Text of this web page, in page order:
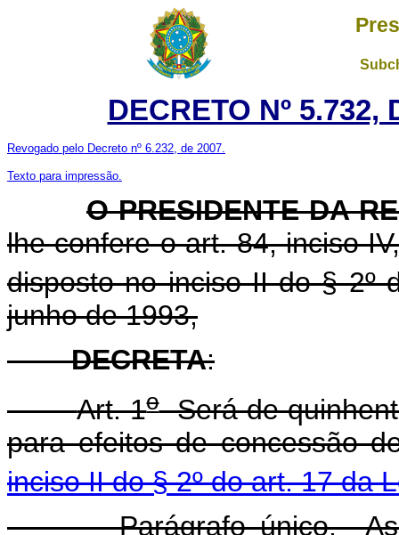
DECRETO Nº 5.732,
Revogado pelo Decreto nº 6.232, de 2007.
Texto para impressão.
O PRESIDENTE DA
lhe confere o art. 84, inciso
disposto no inciso II do § 2º
junho de 1993,
DECRETA:
Art. 1oSerá de
para efeitos de concessão
inciso II do § 2º do art. 17 da
Parágrafo único. As